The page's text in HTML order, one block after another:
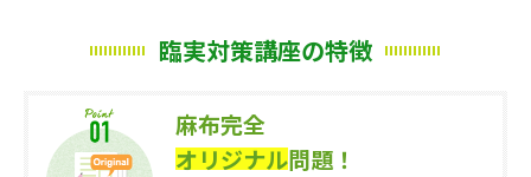
臨実対策講座の特徴
麻布完全
オリジナル問題！